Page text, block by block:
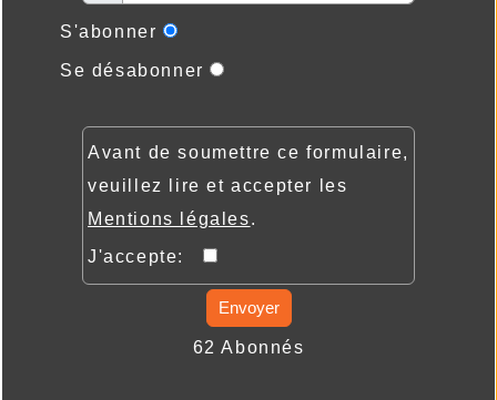
S'abonner
Se désabonner
Avant de soumettre ce formulaire,
veuillez lire et accepter les
Mentions légales.
J'accepte:
Envoyer
62 Abonnés